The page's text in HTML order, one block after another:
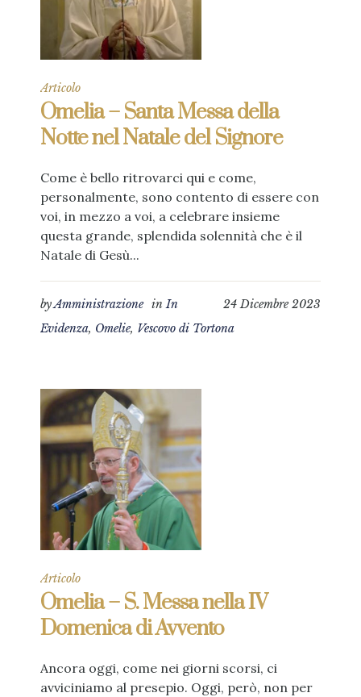
Articolo
Omelia – Santa Messa della
Notte nel Natale del Signore
Come è bello ritrovarci qui e come,
personalmente, sono contento di essere con
voi, in mezzo a voi, a celebrare insieme
questa grande, splendida solennità che è il
Natale di Gesù...
24 Dicembre 2023
byAmministrazione inIn
Evidenza, Omelie, Vescovo di Tortona
Articolo
Omelia – S. Messa nella IV
Domenica di Avvento
Ancora oggi, come nei giorni scorsi, ci
avviciniamo al presepio. Oggi, però, non per